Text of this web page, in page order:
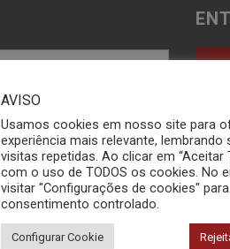
AVISO
Usamos cookies em nosso site para
experiência mais relevante, lembrando
visitas repetidas. Ao clicar em “Aceitar
com o uso de TODOS os cookies. No
visitar "Configurações de cookies"
consentimento controlado.
Configurar Cookie